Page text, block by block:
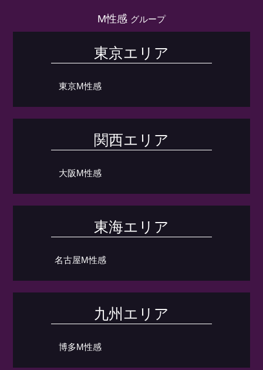
M性感 グループ
東京エリア
東京M性感
関西エリア
大阪M性感
東海エリア
名古屋M性感
九州エリア
博多M性感